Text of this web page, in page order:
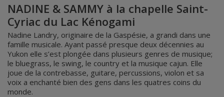
NADINE & SAMMY à la chapelle Saint-
Cyriac du Lac Kénogami
Nadine Landry, originaire de la Gaspésie, a grandi dans une
famille musicale. Ayant passé presque deux décennies au
Yukon elle s’est plongée dans plusieurs genres de musique;
le bluegrass, le swing, le country et la musique cajun. Elle
joue de la contrebasse, guitare, percussions, violon et sa
voix a enchanté bien des gens dans les quatres coins du
monde.